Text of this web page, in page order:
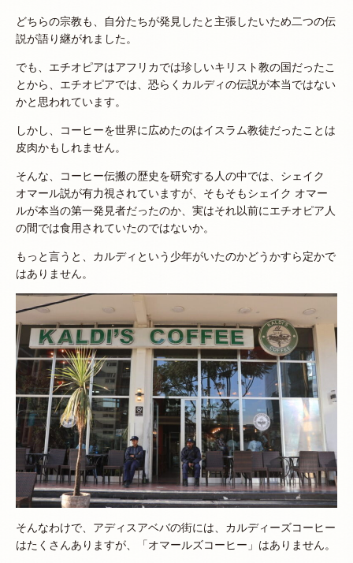
どちらの宗教も、自分たちが発見したと主張したいため二つの伝
説が語り継がれました。
でも、エチオピアはアフリカでは珍しいキリスト教の国だったこ
とから、エチオピアでは、恐らくカルディの伝説が本当ではない
かと思われています。
しかし、コーヒーを世界に広めたのはイスラム教徒だったことは
皮肉かもしれません。
そんな、コーヒー伝搬の歴史を研究する人の中では、シェイク
オマール説が有力視されていますが、そもそもシェイク オマー
ルが本当の第一発見者だったのか、実はそれ以前にエチオピア人
の間では食用されていたのではないか。
もっと言うと、カルディという少年がいたのかどうかすら定かで
はありません。
そんなわけで、アディスアベバの街には、カルディーズコーヒー
はたくさんありますが、「オマールズコーヒー」はありません。